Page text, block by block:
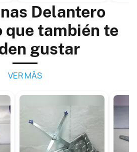
Delantero
que también te
gustar
VER MÁS